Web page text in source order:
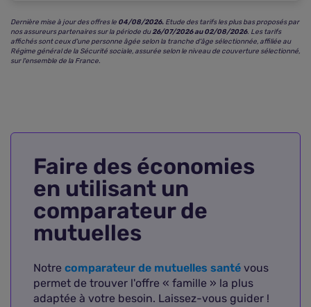
Dernière mise à jour des offres le 04/08/2026. Etude des tarifs les plus bas proposés par
nos assureurs partenaires sur la période du26/07/2026 au 02/08/2026. Les tarifs
affichés sont ceux d'une personne âgée selon la tranche d'âge sélectionnée, affiliée au
Régime général de la Sécurité sociale, assurée selon le niveau de couverture sélectionné,
sur l'ensemble de la France.
Faire des économies
en utilisant un
comparateur de
mutuelles
Notre comparateur de mutuelles santé vous
permet de trouver l'offre « famille » la plus
adaptée à votre besoin. Laissez-vous guider !